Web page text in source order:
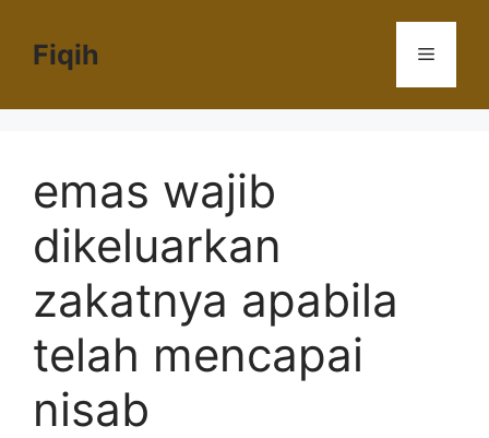
Fiqih Menu
emas wajib
dikeluarkan
zakatnya apabila
telah mencapai
nisab